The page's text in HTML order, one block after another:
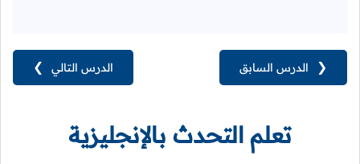
الدرس التالي ❯ ❮ الدرس السابق
تعلم التحدث بالإنجليزية